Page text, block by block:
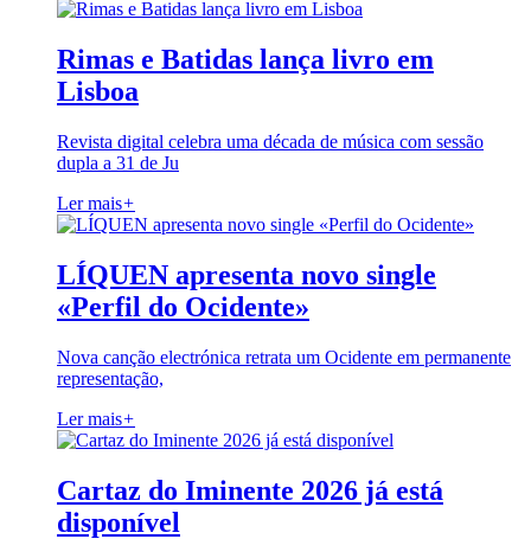
Rimas e Batidas lança livro em
Lisboa
Revista digital celebra uma década de música com sessão
dupla a 31 de Ju
Ler mais+
LÍQUEN apresenta novo single
«Perfil do Ocidente»
Nova canção electrónica retrata um Ocidente em permanente
representação,
Ler mais+
Cartaz do Iminente 2026 já está
disponível